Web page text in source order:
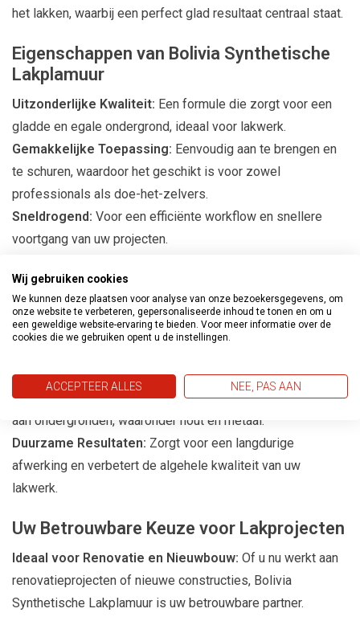
het lakken, waarbij een perfect glad resultaat centraal staat.
Eigenschappen van Bolivia Synthetische
Lakplamuur
Uitzonderlijke Kwaliteit: Een formule die zorgt voor een
gladde en egale ondergrond, ideaal voor lakwerk.
Gemakkelijke Toepassing: Eenvoudig aan te brengen en
te schuren, waardoor het geschikt is voor zowel
professionals als doe-het-zelvers.
Sneldrogend: Voor een efficiënte workflow en snellere
voortgang van uw projecten.
Voordelen van Bolivia Synthetische
Lakplamuur
Perfecte Voorbereiding:Creëert een ideale ondergrond
afwerking.
Veelzijdige Toepassingen:Geschikt voor een breed scala
aan ondergronden, waaronder hout en metaal.
Duurzame Resultaten: Zorgt voor een langdurige
afwerking en verbetert de algehele kwaliteit van uw
lakwerk.
Uw Betrouwbare Keuze voor Lakprojecten
Ideaal voor Renovatie en Nieuwbouw: Of u nu werkt aan
renovatieprojecten of nieuwe constructies, Bolivia
Synthetische Lakplamuur is uw betrouwbare partner.
Wij gebruiken cookies
We kunnen deze plaatsen voor analyse van onze bezoekersgegevens, om
onze website te verbeteren, gepersonaliseerde inhoud te tonen en om u
een geweldige website-ervaring te bieden. Voor meer informatie over de
cookies die we gebruiken opent u de instellingen.
ACCEPTEER ALLES NEE, PAS AAN